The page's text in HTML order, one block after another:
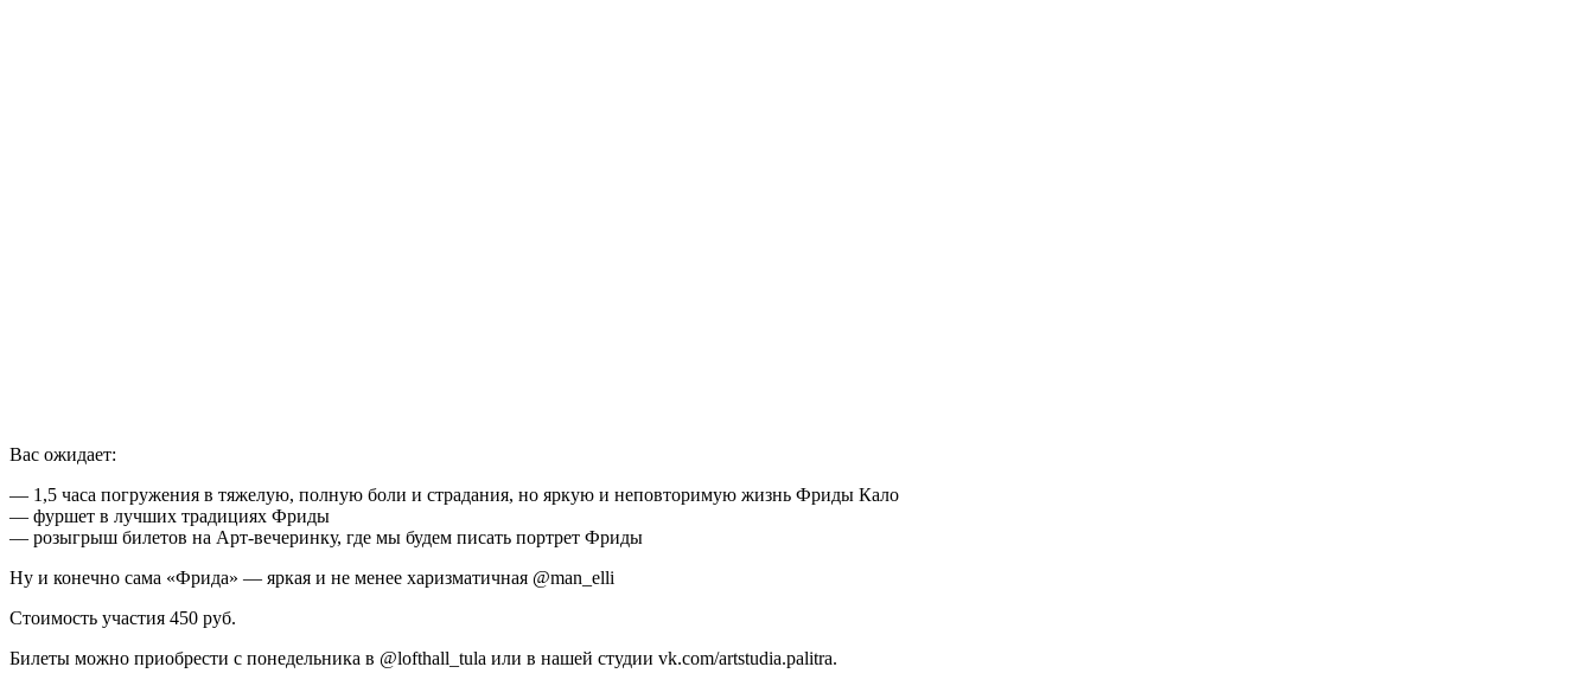
Вас ожидает:
— 1,5 часа погружения в тяжелую, полную боли и страдания, но яркую и неповторимую жизнь Фриды Кало
— фуршет в лучших традициях Фриды
— розыгрыш билетов на Арт-вечеринку, где мы будем писать портрет Фриды
Ну и конечно сама «Фрида» — яркая и не менее харизматичная @man_elli
Стоимость участия 450 руб.
Билеты можно приобрести с понедельника в @lofthall_tula или в нашей студии vk.com/artstudia.palitra.